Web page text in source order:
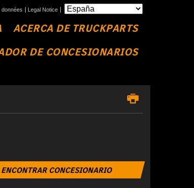
données Legal Notice
ACERCA DE TRUCKPARTS
DE CONCESIONARIOS
ENCONTRAR CONCESIONARIO